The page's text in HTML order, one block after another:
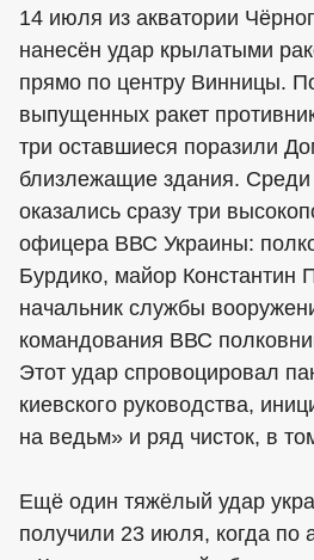
14 июля из акватории
нанесён удар крылатыми
прямо по центру Винницы.
выпущенных ракет
три оставшиеся поразили
близлежащие здания. Среди
оказались сразу три
офицера ВВС Украины:
Бурдико, майор Константин
начальник службы
командования ВВС
Этот удар спровоцировал
киевского руководства,
на ведьм» и ряд чисток, в
Ещё один тяжёлый удар
получили 23 июля, когда по